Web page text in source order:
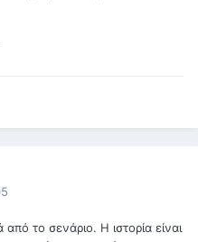
το σενάριο. Η ιστορία είναι